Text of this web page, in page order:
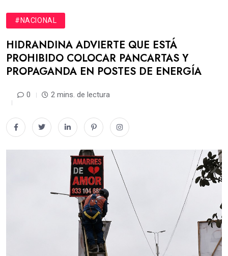
#NACIONAL
HIDRANDINA ADVIERTE QUE ESTÁ
PROHIBIDO COLOCAR PANCARTAS Y
PROPAGANDA EN POSTES DE ENERGÍA
0 2 mins. de lectura